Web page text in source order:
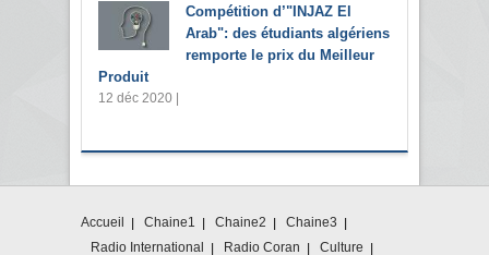
Compétition d’"INJAZ El
Arab": des étudiants algériens
remporte le prix du Meilleur
Produit
12 déc 2020 |
Accueil Chaine1 Chaine2
Chaine3
Radio International
Radio Coran Culture